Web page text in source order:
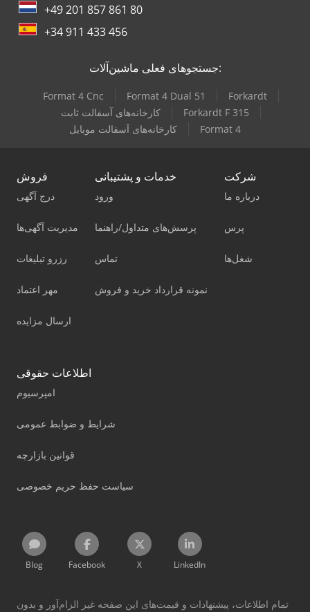
+49 201 857 861 80
+34 911 433 456
جستجوهای فعلی ماشین‌آلات:
Format 4 Cnc Format 4 Dual 51
Forkardt
کارخانه‌های آسفالت ثابت
Forkardt F 315
کارخانه‌های آسفالت موبایل
Format 4
فروش
درج آگهی
مدیریت آگهی‌ها
رزرو تبلیغات
مهر اعتماد
ارسال مزایده
خدمات و پشتیبانی
ورود
پرسش‌های متداول/راهنما
تماس
نمونه قرارداد خرید و فروش
شرکت
درباره ما
پرس
شغل‌ها
اطلاعات حقوقی
امپرسیوم
شرایط و ضوابط عمومی
قوانین بازارچه
سیاست حفظ حریم خصوصی
Blog Facebook X LinkedIn
تمام اطلاعات، پیشنهادات و قیمت‌های این صفحه غیر الزام‌آور و بدون